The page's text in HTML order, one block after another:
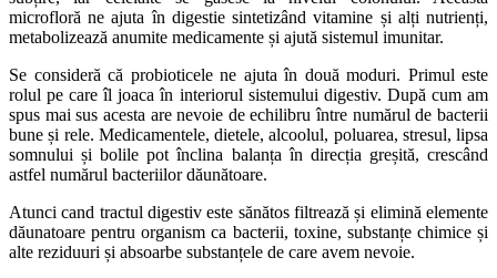
microfloră ne ajuta în digestie sintetizând vitamine și alți nutrienți,
metabolizează anumite medicamente și ajută sistemul imunitar.
Se consideră că probioticele ne ajuta în două moduri. Primul este
rolul pe care îl joaca în interiorul sistemului digestiv. După cum am
spus mai sus acesta are nevoie de echilibru între numărul de bacterii
bune și rele. Medicamentele, dietele, alcoolul, poluarea, stresul, lipsa
somnului și bolile pot înclina balanța în direcția greșită, crescând
astfel numărul bacteriilor dăunătoare.
Atunci cand tractul digestiv este sănătos filtrează și elimină elemente
dăunatoare pentru organism ca bacterii, toxine, substanțe chimice și
alte reziduuri și absoarbe substanțele de care avem nevoie.